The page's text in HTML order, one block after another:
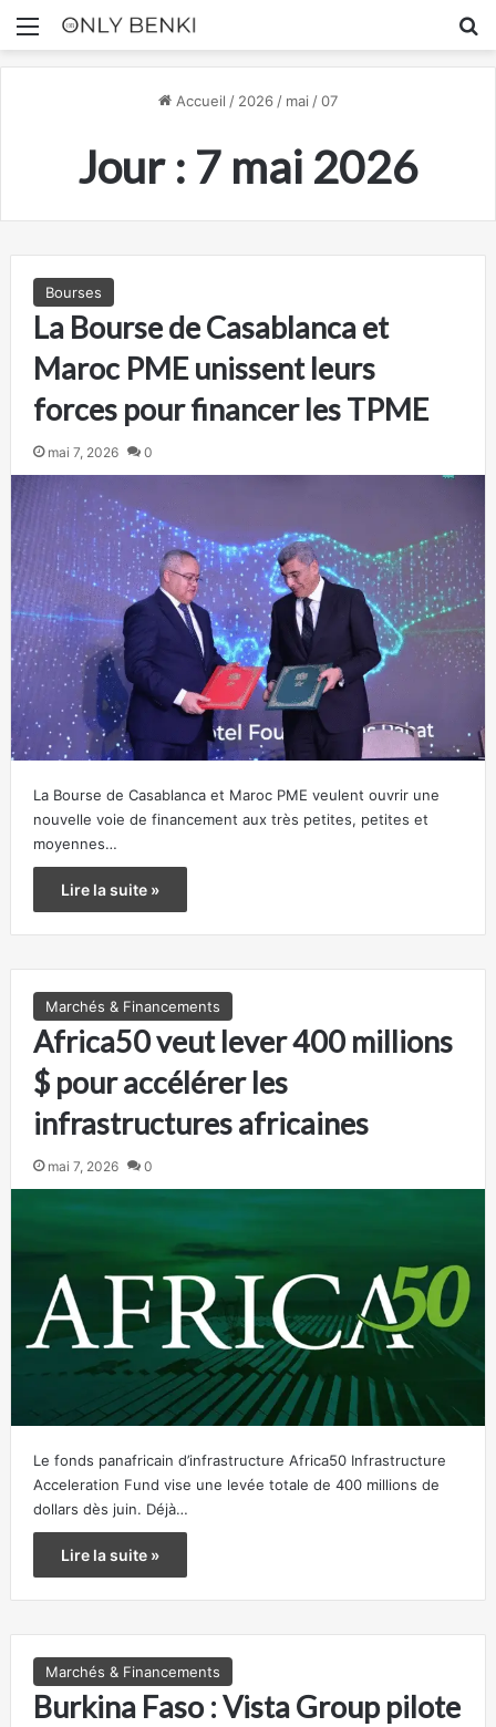
Menu
Accueil / 2026 / mai /07
Jour : 7 mai 2026
Bourses
La Bourse de Casablanca et
Maroc PME unissent leurs
forces pour financer les TPME
mai 7, 2026 0
La Bourse de Casablanca et Maroc PME veulent ouvrir une
nouvelle voie de financement aux très petites, petites et
moyennes…
Lire la suite »
Marchés & Financements
Africa50 veut lever 400 millions
$ pour accélérer les
infrastructures africaines
mai 7, 2026 0
Le fonds panafricain d’infrastructure Africa50 Infrastructure
Acceleration Fund vise une levée totale de 400 millions de
dollars dès juin. Déjà…
Lire la suite »
Marchés & Financements
Burkina Faso : Vista Group pilote